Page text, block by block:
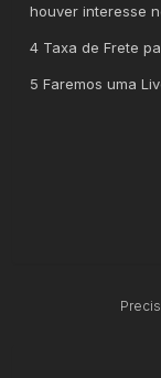
houver interesse
4 Taxa de Frete
5 Faremos uma